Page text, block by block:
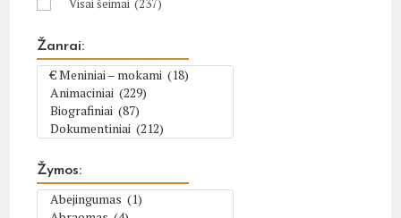
Visai šeimai (237)
Žanrai:
Žymos: